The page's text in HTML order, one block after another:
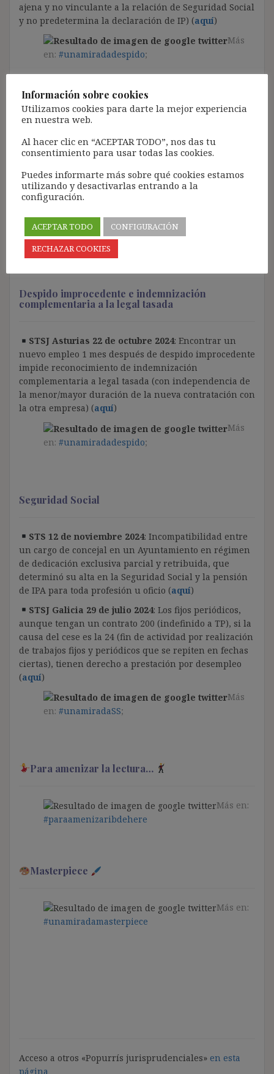
ajena y no vinculante a la relación de Seguridad Social
y no predetermina la declaración de IP) (aquí)
Más
en: #unamiradadespido;
Despido colectivo
STS\C-A 14 de octubre 2024: En comunicación
previa a Autoridad laboral en caso cierre de centro de
trabajo y despido de 50 o más trabajadores no
concurre el vicio de nulidad alegado por la CEOE
(aquí)
en:#unamiradadespido;
Despido improcedente e indemnización
complementaria a la legal tasada
STSJ Asturias 22 de octubre 2024: Encontrar un
nuevo empleo 1 mes después de despido improcedente
impide reconocimiento de indemnización
complementaria a legal tasada (con independencia de
la menor/mayor duración de la nueva contratación con
la otra empresa) (aquí)
Más
en: #unamiradadespido;
Seguridad Social
STS 12 de noviembre 2024: Incompatibilidad entre
un cargo de concejal en un Ayuntamiento en régimen
de dedicación exclusiva parcial y retribuida, que
determinó su alta en la Seguridad Social y la pensión
de IPA para toda profesión u oficio (aquí)
STSJ Galicia 29 de julio 2024: Los fijos periódicos,
aunque tengan un contrato 200 (indefinido a TP), si la
causa del cese es la 24 (fin de actividad por realización
de trabajos fijos y periódicos que se repiten en fechas
ciertas), tienen derecho a prestación por desempleo
(aquí)
Más
en: #unamiradaSS;
Para amenizar la lectura…
Más en:
#paraamenizaribdehere
Masterpiece
Más en:
#unamiradamasterpiece
Acceso a otros «Popurrís jurisprudenciales» en esta
página
Información sobre cookies
Utilizamos cookies para darte la mejor experiencia
en nuestra web.
Al hacer clic en “ACEPTAR TODO”, nos das tu
consentimiento para usar todas las cookies.
Puedes informarte más sobre qué cookies estamos
utilizando y desactivarlas entrando a la
configuración.
ACEPTAR TODO
CONFIGURACIÓN
RECHAZAR COOKIES